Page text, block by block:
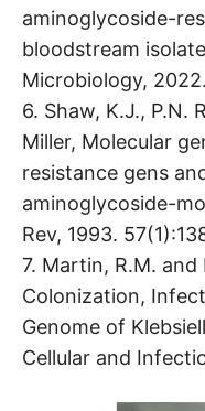
aminoglycoside-
bloodstream
Microbiology,
6. Shaw, K.J., P.N.
Miller, Molecular
resistance gens
aminoglycoside-
Rev, 1993.
7. Martin, R.M. and
Colonization,
Genome of
Cellular and